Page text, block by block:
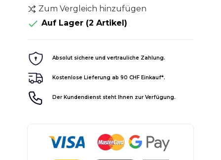
Zum Vergleich hinzufügen
 Auf Lager (2 Artikel)
Absolut sichere und vertrauliche Zahlung.
Kostenlose Lieferung ab 90 CHF Einkauf*.
Der Kundendienst steht Ihnen zur Verfügung.